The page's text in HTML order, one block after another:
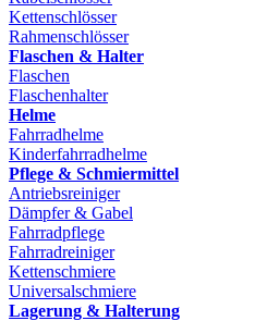
Kettenschlösser
Rahmenschlösser
Flaschen & Halter
Flaschen
Flaschenhalter
Helme
Fahrradhelme
Kinderfahrradhelme
Pflege & Schmiermittel
Antriebsreiniger
Dämpfer & Gabel
Fahrradpflege
Fahrradreiniger
Kettenschmiere
Universalschmiere
Lagerung & Halterung